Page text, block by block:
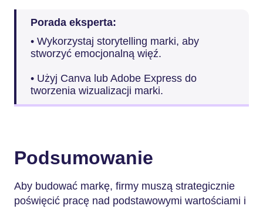
Porada eksperta:
• Wykorzystaj storytelling marki, aby
stworzyć emocjonalną więź.
• Użyj Canva lub Adobe Express do
tworzenia wizualizacji marki.
Podsumowanie
Aby budować markę, firmy muszą strategicznie
poświęcić pracę nad podstawowymi wartościami i